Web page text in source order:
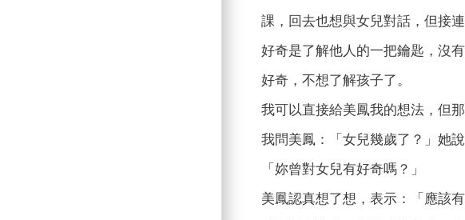
課，回去也想與女兒對話，但接
好奇是了解他人的一把鑰匙，沒
好奇，不想了解孩子了。
我可以直接給美鳳我的想法，但
我問美鳳：「女兒幾歲了？」她說
「妳曾對女兒有好奇嗎？」
美鳳認真想了想，表示：「應該